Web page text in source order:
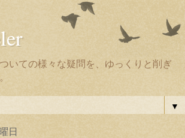
いての様々な疑問を、ゆっくりと削ぎ
▼
日